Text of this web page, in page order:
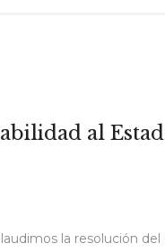
al
la resolución